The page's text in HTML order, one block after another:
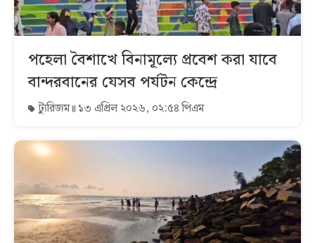
পহেলা বৈশাখে বিনামূল্যে প্রবেশ করা যাবে
বান্দরবানের যেসব পর্যটন কেন্দ্রে
ট্যুরিজম ১৩ এপ্রিল ২০২৬, ০২:৫৪ পিএম